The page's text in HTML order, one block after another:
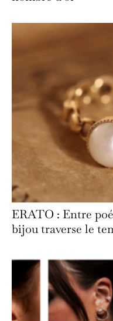
ERATO : Entre
bijou traverse le